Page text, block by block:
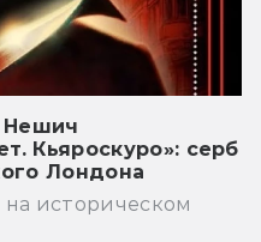
Нешич
Кьяроскуро»: серб
Лондона
историческом